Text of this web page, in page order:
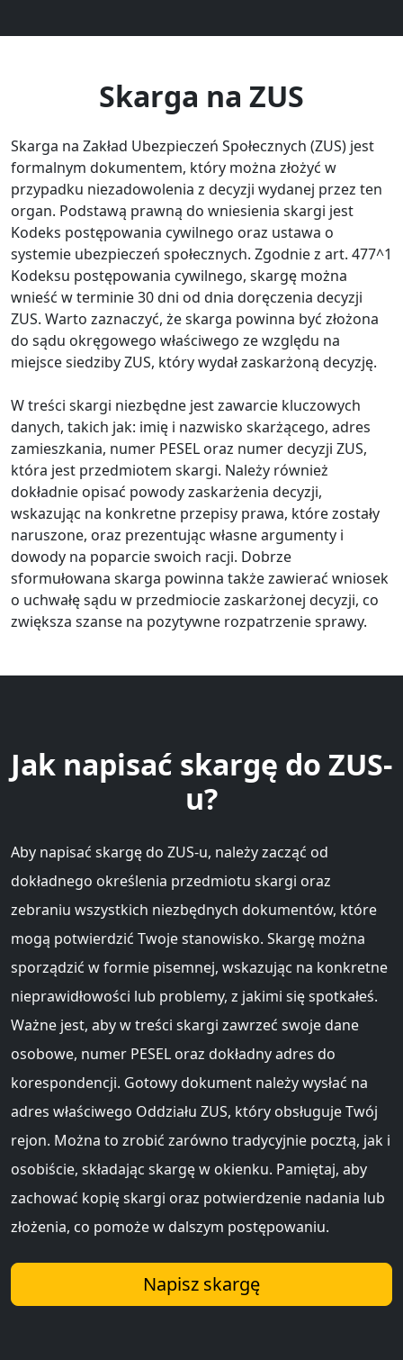
Skarga na ZUS
Skarga na Zakład Ubezpieczeń Społecznych (ZUS) jest
formalnym dokumentem, który można złożyć w
przypadku niezadowolenia z decyzji wydanej przez ten
organ. Podstawą prawną do wniesienia skargi jest
Kodeks postępowania cywilnego oraz ustawa o
systemie ubezpieczeń społecznych. Zgodnie z art. 477^1
Kodeksu postępowania cywilnego, skargę można
wnieść w terminie 30 dni od dnia doręczenia decyzji
ZUS. Warto zaznaczyć, że skarga powinna być złożona
do sądu okręgowego właściwego ze względu na
miejsce siedziby ZUS, który wydał zaskarżoną decyzję.
W treści skargi niezbędne jest zawarcie kluczowych
danych, takich jak: imię i nazwisko skarżącego, adres
zamieszkania, numer PESEL oraz numer decyzji ZUS,
która jest przedmiotem skargi. Należy również
dokładnie opisać powody zaskarżenia decyzji,
wskazując na konkretne przepisy prawa, które zostały
naruszone, oraz prezentując własne argumenty i
dowody na poparcie swoich racji. Dobrze
sformułowana skarga powinna także zawierać wniosek
o uchwałę sądu w przedmiocie zaskarżonej decyzji, co
zwiększa szanse na pozytywne rozpatrzenie sprawy.
Jak napisać skargę do ZUS-
u?
Aby napisać skargę do ZUS-u, należy zacząć od
dokładnego określenia przedmiotu skargi oraz
zebraniu wszystkich niezbędnych dokumentów, które
mogą potwierdzić Twoje stanowisko. Skargę można
sporządzić w formie pisemnej, wskazując na konkretne
nieprawidłowości lub problemy, z jakimi się spotkałeś.
Ważne jest, aby w treści skargi zawrzeć swoje dane
osobowe, numer PESEL oraz dokładny adres do
korespondencji. Gotowy dokument należy wysłać na
adres właściwego Oddziału ZUS, który obsługuje Twój
rejon. Można to zrobić zarówno tradycyjnie pocztą, jak i
osobiście, składając skargę w okienku. Pamiętaj, aby
zachować kopię skargi oraz potwierdzenie nadania lub
złożenia, co pomoże w dalszym postępowaniu.
Napisz skargę